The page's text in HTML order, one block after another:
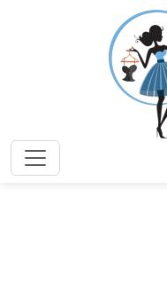
Menú